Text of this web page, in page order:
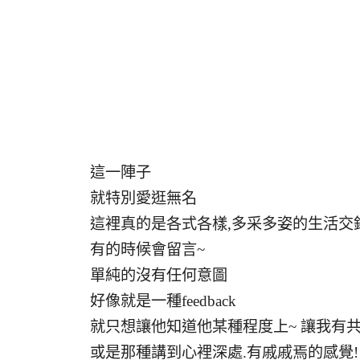
這一陣子
就特別愛逛無名
這裡真的是各式各樣,多采多姿的生活交
有的時候會留言~
單純的沒有任何意圖
好像就是一種feedback
就只想讓他知道他某種程度上~ 讓我有
或是那種講到心裡深處.有戚戚焉的感覺!